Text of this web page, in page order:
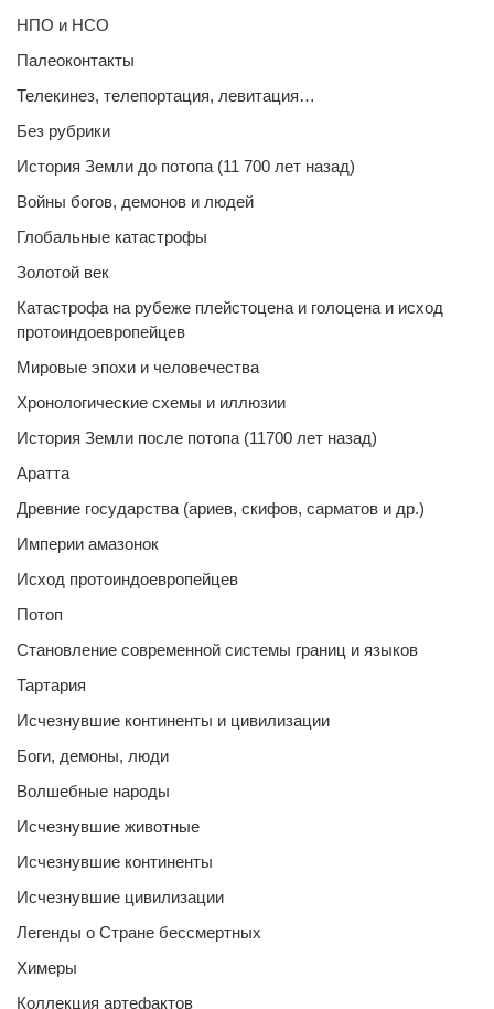
НПО и НСО
Палеоконтакты
Телекинез, телепортация, левитация…
Без рубрики
История Земли до потопа (11 700 лет назад)
Войны богов, демонов и людей
Глобальные катастрофы
Золотой век
Катастрофа на рубеже плейстоцена и голоцена и исход
протоиндоевропейцев
Мировые эпохи и человечества
Хронологические схемы и иллюзии
История Земли после потопа (11700 лет назад)
Аратта
Древние государства (ариев, скифов, сарматов и др.)
Империи амазонок
Исход протоиндоевропейцев
Потоп
Становление современной системы границ и языков
Тартария
Исчезнувшие континенты и цивилизации
Боги, демоны, люди
Волшебные народы
Исчезнувшие животные
Исчезнувшие континенты
Исчезнувшие цивилизации
Легенды о Стране бессмертных
Химеры
Коллекция артефактов